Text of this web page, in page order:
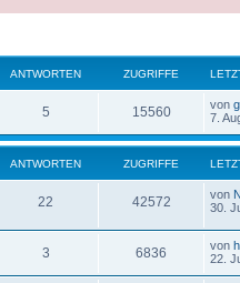
ANTWORTEN ZUGRIFFE
5 15560 von
7.
ANTWORTEN ZUGRIFFE
22 42572 von
30.
3 6836 von
22.